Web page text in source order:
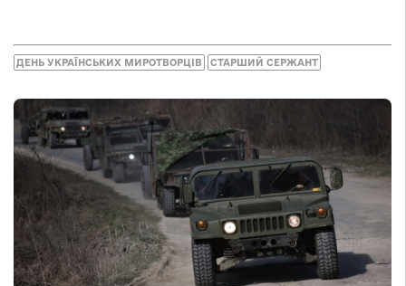
ДЕНЬ УКРАЇНСЬКИХ МИРОТВОРЦІВ СТАРШИЙ СЕРЖАНТ